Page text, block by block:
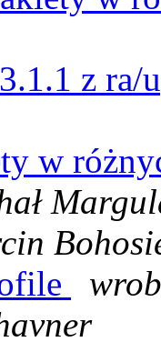
z ra/
w